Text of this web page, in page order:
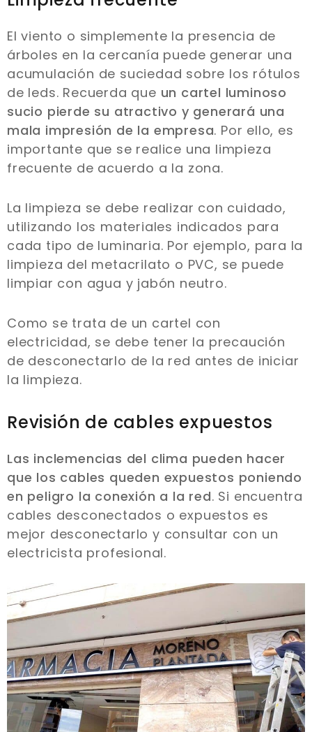
El viento o simplemente la presencia de
árboles en la cercanía puede generar una
acumulación de suciedad sobre los rótulos
de leds. Recuerda que un cartel luminoso
sucio pierde su atractivo y generará una
mala impresión de la empresa. Por ello, es
importante que se realice una limpieza
frecuente de acuerdo a la zona.
La limpieza se debe realizar con cuidado,
utilizando los materiales indicados para
cada tipo de luminaria. Por ejemplo, para la
limpieza del metacrilato o PVC, se puede
limpiar con agua y jabón neutro.
Como se trata de un cartel con
electricidad, se debe tener la precaución
de desconectarlo de la red antes de iniciar
la limpieza.
Revisión de cables expuestos
Las inclemencias del clima pueden hacer
que los cables queden expuestos poniendo
en peligro la conexión a la red. Si encuentra
cables desconectados o expuestos es
mejor desconectarlo y consultar con un
electricista profesional.